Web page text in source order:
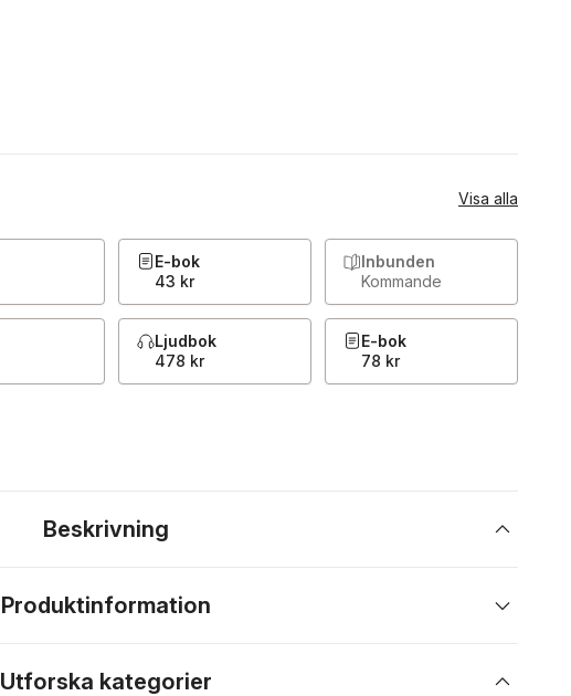
Visa alla
E-bok
43 kr
Inbunden
Kommande
Ljudbok
478 kr
E-bok
78 kr
Beskrivning
Produktinformation
Utforska kategorier